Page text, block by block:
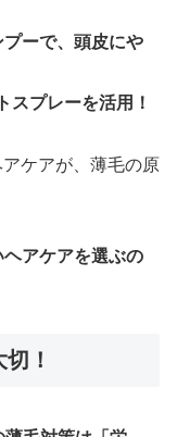
ーで、頭皮にや
スプレーを活用！
アケアが、薄毛の原
ヘアケアを選ぶの
！